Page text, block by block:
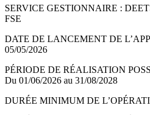
SERVICE GESTIONNAIRE :
FSE
DATE DE LANCEMENT DE
05/05/2026
PÉRIODE DE RÉALISATION
Du 01/06/2026 au 31/08/2028
DURÉE MINIMUM DE